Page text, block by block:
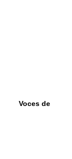
Voces de